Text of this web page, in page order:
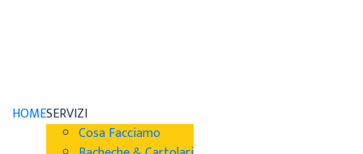
HOMESERVIZI
Cosa Facciamo